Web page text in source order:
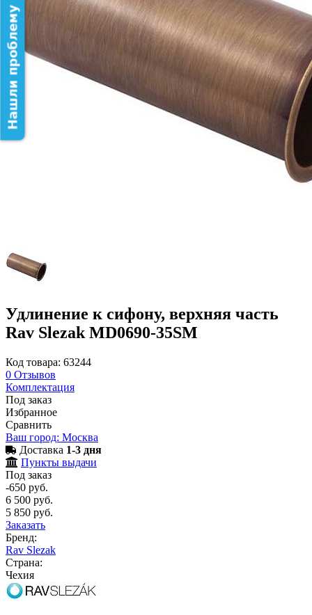
Удлинение к сифону, верхняя часть
Rav Slezak MD0690-35SM
Код товара: 63244
0 Отзывов
Комплектация
Под заказ
Избранное
Сравнить
Ваш город: Москва
Доставка 1-3 дня
Пункты выдачи
Под заказ
-650 руб.
6 500 руб.
5 850 руб.
Заказать
Бренд:
Rav Slezak
Страна:
Чехия